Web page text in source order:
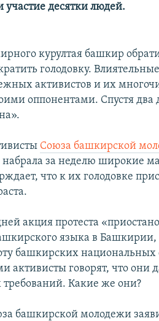
десятки людей.
курултая башкир
голодовку.
активистов и их
оппонентами. Спустя два
Союза башкирской
набрала за неделю широкие
что к их голодовке
акция протеста
языка в Башкирии,
башкирских
активисты говорят, что они
Какие же они?
башкирской молодежи